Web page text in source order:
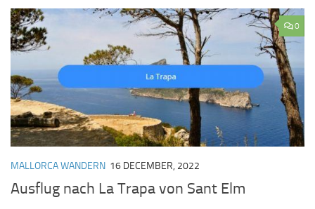
0
MALLORCA WANDERN 16 DECEMBER, 2022
Ausflug nach La Trapa von Sant Elm